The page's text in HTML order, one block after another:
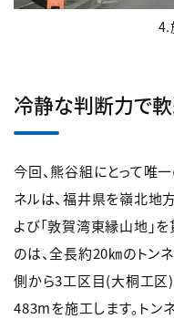
4.
冷静な判断力で
今回、熊谷組にとって唯
ネルは、福井県を嶺北地
よび「敦賀湾東縁山地」
のは、全長約20㎞のトン
側から3工区目(大桐工区
483mを施工します。ト